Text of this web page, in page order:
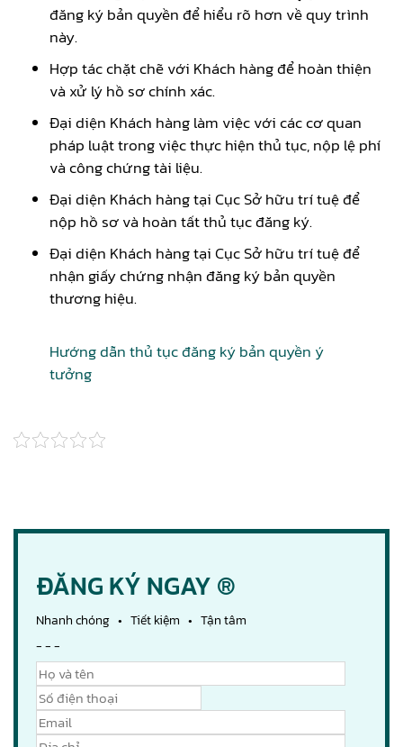
đăng ký bản quyền để hiểu rõ hơn về quy trình
này.
Hợp tác chặt chẽ với Khách hàng để hoàn thiện
và xử lý hồ sơ chính xác.
Đại diện Khách hàng làm việc với các cơ quan
pháp luật trong việc thực hiện thủ tục, nộp lệ phí
và công chứng tài liệu.
Đại diện Khách hàng tại Cục Sở hữu trí tuệ để
nộp hồ sơ và hoàn tất thủ tục đăng ký.
Đại diện Khách hàng tại Cục Sở hữu trí tuệ để
nhận giấy chứng nhận đăng ký bản quyền
thương hiệu.
Hướng dẫn thủ tục đăng ký bản quyền ý
tưởng
ĐĂNG KÝ NGAY ®
Nhanh chóng • Tiết kiệm • Tận tâm
- - -